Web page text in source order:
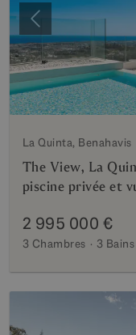
Précédent
La Quinta, Benahavis
The View, La
piscine privée et
2 995 000 €
3 Chambres 3 Bains